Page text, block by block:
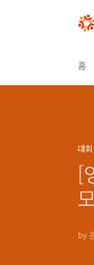
홈
대
[
모
by